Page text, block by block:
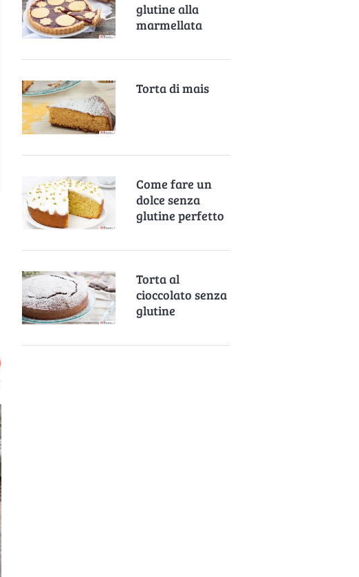
glutine alla
marmellata
Torta di mais
Come fare un
dolce senza
glutine perfetto
Torta al
cioccolato senza
glutine